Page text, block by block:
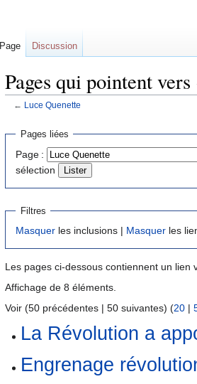
Pages qui pointent
← Luce Quenette
Aller
navigation
Aller
recherche
Pages liées
Page :
sélection
Filtres
Masquer les inclusions | Masquer les
Les pages ci-dessous contiennent un lien
Affichage de 8 éléments.
Voir (50 précédentes | 50 suivantes) (20 |
La Révolution a
Engrenage
Page Discussion